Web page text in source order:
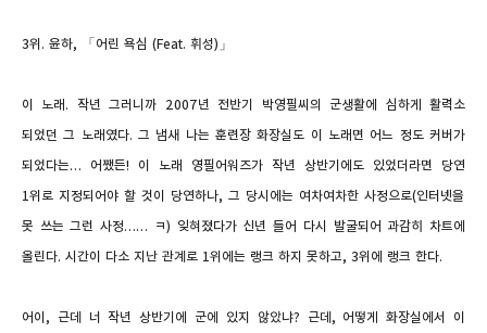
3위. 윤하, 「어린 욕심 (Feat. 휘성)」
이 노래. 작년 그러니까 2007년 전반기 박영필씨의 군생활에 심하게 활력소
되었던 그 노래였다.그 냄새 나는 훈련장 화장실도 이 노래면 어느 정도 커버가
되었다는… 어쨌든! 이 노래 영필어워즈가 작년 상반기에도 있었더라면 당연
1위로 지정되어야 할 것이 당연하나, 그 당시에는 여차여차한 사정으로(인터넷을
못 쓰는 그런 사정…… ㅋ) 잊혀졌다가 신년 들어 다시 발굴되어 과감히 차트에
올린다. 시간이 다소 지난 관계로 1위에는 랭크 하지 못하고, 3위에 랭크 한다.
어이, 근데 너 작년 상반기에 군에 있지 않았냐? 근데, 어떻게 화장실에서 이